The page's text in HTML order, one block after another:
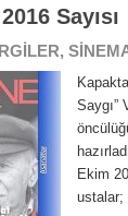
Sayısı
,
Ekim